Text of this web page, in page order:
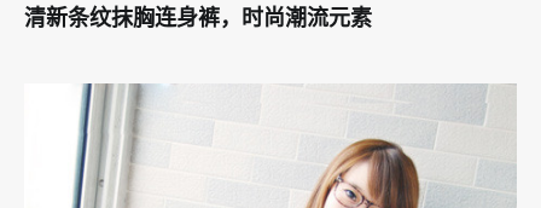
清新条纹抹胸连身裤，时尚潮流元素